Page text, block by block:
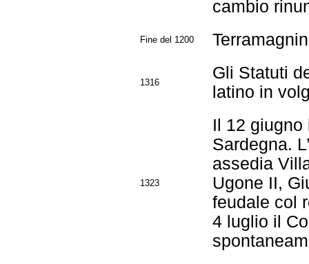
cambio
Fine del 1200
1316
Gli Statuti
latino in
1323
Il 12 giugno
Sardegna.
assedia
Ugone II,
feudale col
4 luglio il